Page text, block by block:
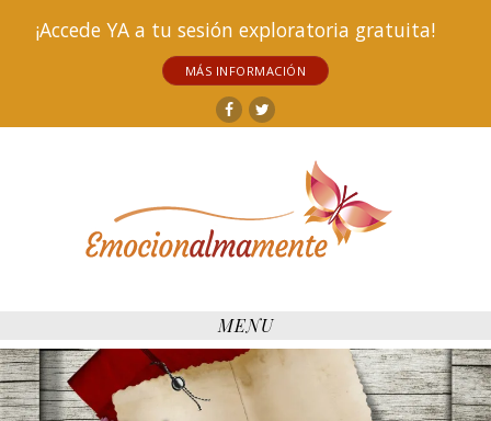
¡Accede YA a tu sesión exploratoria gratuita!
MÁS INFORMACIÓN
Facebook
Twitter
MENU